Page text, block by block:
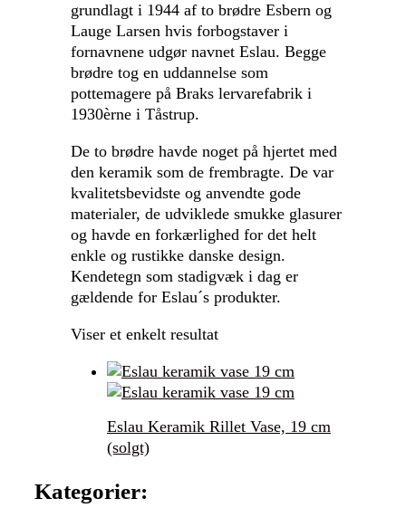
grundlagt i 1944 af to brødre Esbern og
Lauge Larsen hvis forbogstaver i
fornavnene udgør navnet Eslau. Begge
brødre tog en uddannelse som
pottemagere på Braks lervarefabrik i
1930èrne i Tåstrup.
De to brødre havde noget på hjertet med
den keramik som de frembragte. De var
kvalitetsbevidste og anvendte gode
materialer, de udviklede smukke glasurer
og havde en forkærlighed for det helt
enkle og rustikke danske design.
Kendetegn som stadigvæk i dag er
gældende for Eslau´s produkter.
Viser et enkelt resultat
Eslau Keramik Rillet Vase, 19 cm
(solgt)
Kategorier: